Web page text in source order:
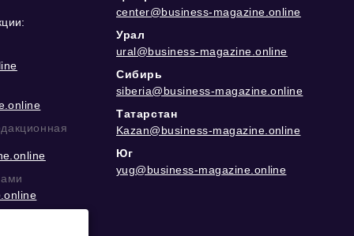
center@business-magazine.online
Урал
ural@business-magazine.online
Сибирь
siberia@business-magazine.online
Татарстан
Kazan@business-magazine.online
Юг
yug@business-magazine.online